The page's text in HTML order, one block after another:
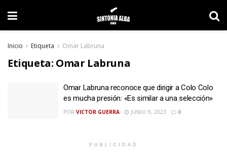
Inicio Etiqueta Omar Labruna
Etiqueta: Omar Labruna
Omar Labruna reconoce que dirigir a Colo Colo
es mucha presión: «Es similar a una selección»
POR VICTOR GUERRA JUNIO 9, 2023 0
PUBLICIDAD